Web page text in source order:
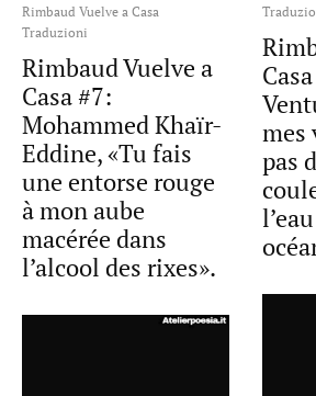
Rimbaud Vuelve a Casa
Traduzioni
Rimbaud Vuelve a
Casa #7:
Mohammed Khaïr-
Eddine, «Tu fais
une entorse rouge
à mon aube
macérée dans
l’alcool des rixes».
mes
pas